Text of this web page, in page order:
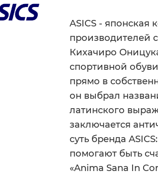
ASICS -
производителей
Кихачиро
спортивной
прямо в
он выбрал
латинского
заключается
суть бренда
помогают быть
«Anima Sana In